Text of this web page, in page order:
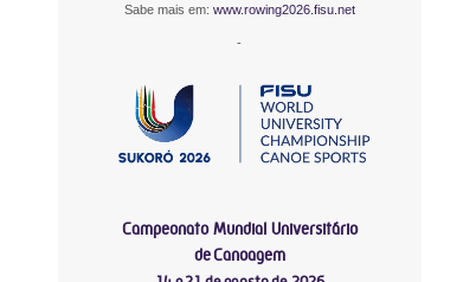
Sabe mais em: www.rowing2026.fisu.net
-
Campeonato Mundial Universitário
de Canoagem